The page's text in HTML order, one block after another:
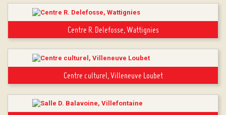
Centre R. Delefosse, Wattignies
Centre culturel, Villeneuve Loubet